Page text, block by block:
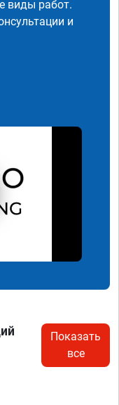
виды работ.
и
Показать
все